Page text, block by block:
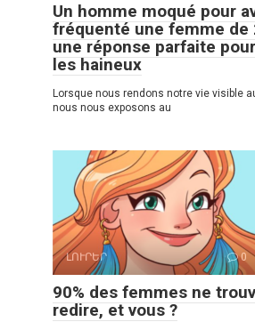
Un homme moqué pour
fréquenté une femme de
une réponse parfaite
les haineux
Lorsque nous rendons notre vie visible
nous nous exposons au
ԼՈՒՐԵՐ 0
90% des femmes ne
redire, et vous ?